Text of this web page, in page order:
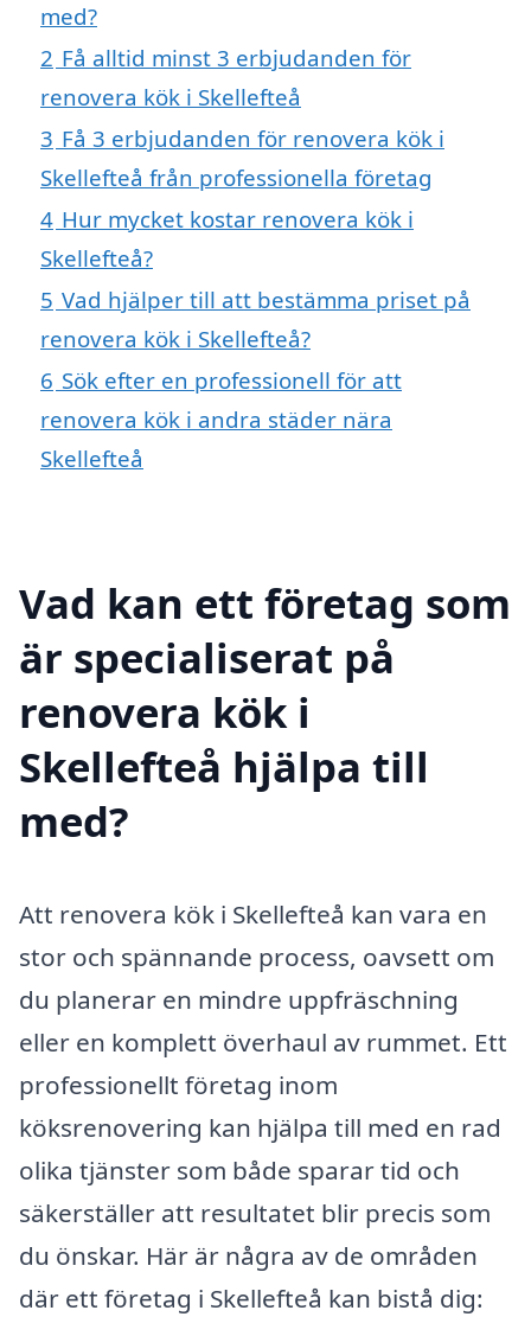
med?
2 Få alltid minst 3 erbjudanden för
renovera kök i Skellefteå
3 Få 3 erbjudanden för renovera kök i
Skellefteå från professionella företag
4 Hur mycket kostar renovera kök i
Skellefteå?
5 Vad hjälper till att bestämma priset på
renovera kök i Skellefteå?
6 Sök efter en professionell för att
renovera kök i andra städer nära
Skellefteå
Vad kan ett företag som
är specialiserat på
renovera kök i
Skellefteå hjälpa till
med?
Att renovera kök i Skellefteå kan vara en
stor och spännande process, oavsett om
du planerar en mindre uppfräschning
eller en komplett överhaul av rummet. Ett
professionellt företag inom
köksrenovering kan hjälpa till med en rad
olika tjänster som både sparar tid och
säkerställer att resultatet blir precis som
du önskar. Här är några av de områden
där ett företag i Skellefteå kan bistå dig: